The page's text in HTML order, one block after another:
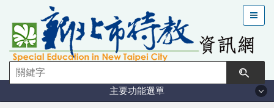
到
主
要
容
主要功能選單